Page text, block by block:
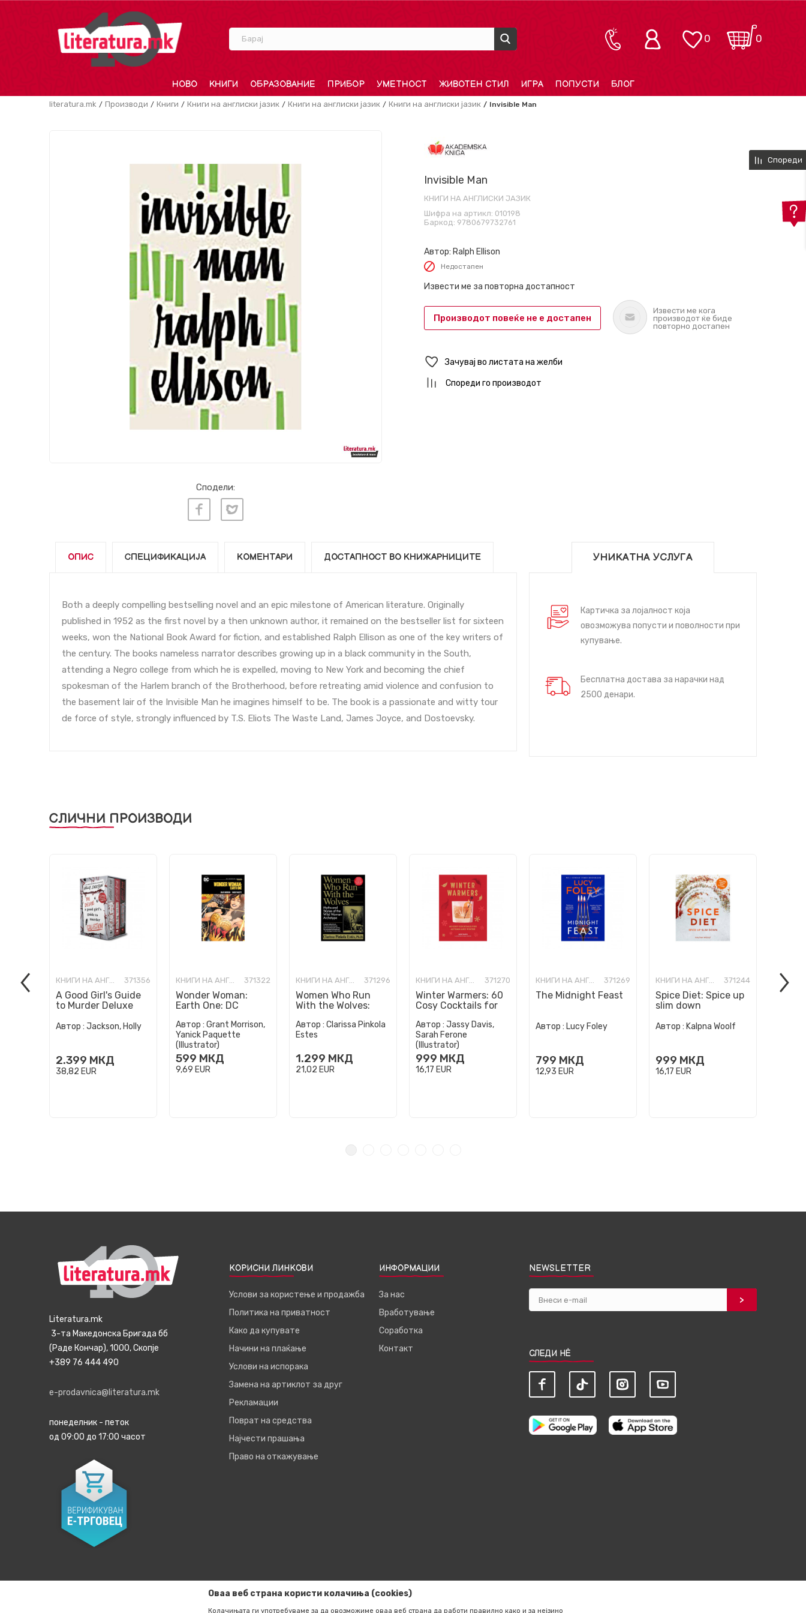
Барај 0
0
НОВО КНИГИ ОБРАЗОВАНИЕ ПРИБОР УМЕТНОСТ ЖИВОТЕН СТИЛ ИГРА ПОПУСТИ БЛОГ
literatura.mk Производи Книги Книги на англиски јазик Книги на англиски јазик Книги на англиски јазик Invisible Man
Сподели:
Invisible Man
КНИГИ НА АНГЛИСКИ ЈАЗИК
Шифра на артикл: 010198
Баркод: 9780679732761
Автор: Ralph Ellison
Недостапен
Извести ме за повторна достапност
Производот повеќе не е достапен
Извести ме кога
производот ќе биде
повторно достапен
Зачувај во листата на желби
Спореди го производот
ОПИС СПЕЦИФИКАЦИЈА КОМЕНТАРИ ДОСТАПНОСТ ВО КНИЖАРНИЦИТЕ
Both a deeply compelling bestselling novel and an epic milestone of American literature. Originally
published in 1952 as the first novel by a then unknown author, it remained on the bestseller list for sixteen
weeks, won the National Book Award for fiction, and established Ralph Ellison as one of the key writers of
the century. The books nameless narrator describes growing up in a black community in the South,
attending a Negro college from which he is expelled, moving to New York and becoming the chief
spokesman of the Harlem branch of the Brotherhood, before retreating amid violence and confusion to
the basement lair of the Invisible Man he imagines himself to be. The book is a passionate and witty tour
de force of style, strongly influenced by T.S. Eliots The Waste Land, James Joyce, and Dostoevsky.
УНИКАТНА УСЛУГА
Картичка за лојалност која
овозможува попусти и поволности при
купување.
Бесплатна достава за нарачки над
2500 денари.
СЛИЧНИ ПРОИЗВОДИ
КНИГИ НА АНГЛИСКИ ЈАЗИК 371356
A Good Girl's Guide
to Murder Deluxe
Set: Special Deluxe
Автор : Jackson, Holly
2.399 МКД
38,82 EUR
КНИГИ НА АНГЛИСКИ ЈАЗИК 371322
Wonder Woman:
Earth One: DC
Edition
Автор : Grant Morrison,
Yanick Paquette
(Illustrator)
599 МКД
9,69 EUR
КНИГИ НА АНГЛИСКИ ЈАЗИК 371296
Women Who Run
With the Wolves:
the Wild Woman
Archetype
Автор : Clarissa Pinkola
Estes
1.299 МКД
21,02 EUR
КНИГИ НА АНГЛИСКИ ЈАЗИК 371270
Winter Warmers: 60
Cosy Cocktails for
Автор : Jassy Davis,
Sarah Ferone
(Illustrator)
999 МКД
16,17 EUR
КНИГИ НА АНГЛИСКИ ЈАЗИК 371269
The Midnight Feast
Автор : Lucy Foley
799 МКД
12,93 EUR
КНИГИ НА АНГЛИСКИ ЈАЗИК 371244
Spice Diet: Spice up
slim down
Автор : Kalpna Woolf
999 МКД
16,17 EUR
How
Спореди
Literatura.mk
3-та Македонска Бригада бб
(Раде Кончар), 1000, Скопје
+389 76 444 490
e-prodavnica@literatura.mk
понеделник - петок
од 09:00 до 17:00 часот
КОРИСНИ ЛИНКОВИ
Услови за користење и продажба
Политика на приватност
Како да купувате
Начини на плаќање
Услови на испорака
Замена на артиклот за друг
Рекламации
Поврат на средства
Најчести прашања
Право на откажување
ИНФОРМАЦИИ
За нас
Вработување
Соработка
Контакт
NEWSLETTER
СЛЕДИ НЀ
Оваа веб страна користи колачиња (cookies)
Колачињата ги употребуваме за да овозможиме оваа веб страна да работи правилно како и за нејзино